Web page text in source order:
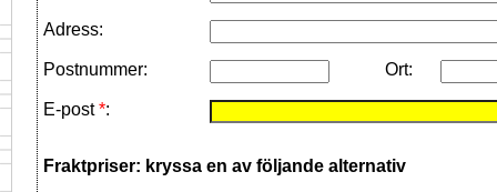
Adress:
Postnummer: Ort:
E-post*:
Fraktpriser: kryssa en av följande alternativ